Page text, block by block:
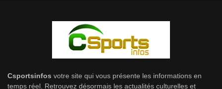
Csportsinfos votre site qui vous présente les informations en
temps réel. Retrouvez désormais les actualités culturelles et